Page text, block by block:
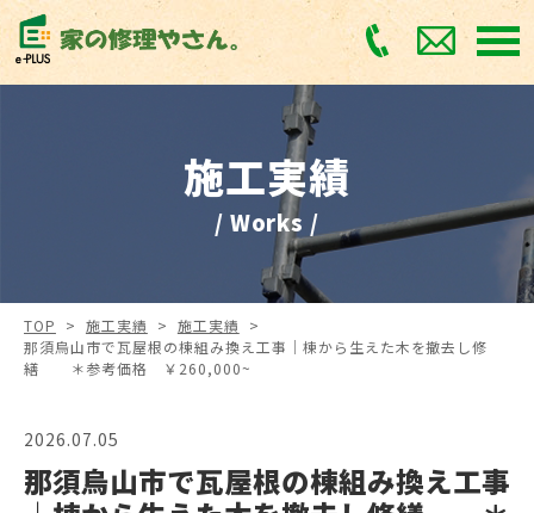
施工実績
/ Works /
TOP > 施工実績 > 施工実績
>
那須烏山市で瓦屋根の棟組み換え工事｜棟から生えた木を撤去し修
繕 ＊参考価格 ￥260,000~
2026.07.05
那須烏山市で瓦屋根の棟組み換え工事